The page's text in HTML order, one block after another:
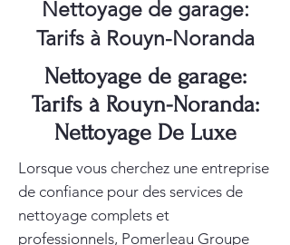
Nettoyage de garage:
Tarifs à Rouyn-Noranda
Nettoyage de garage:
Tarifs à Rouyn-Noranda:
Nettoyage De Luxe
Lorsque vous cherchez une entreprise
de confiance pour des services de
nettoyage complets et
professionnels, Pomerleau Groupe